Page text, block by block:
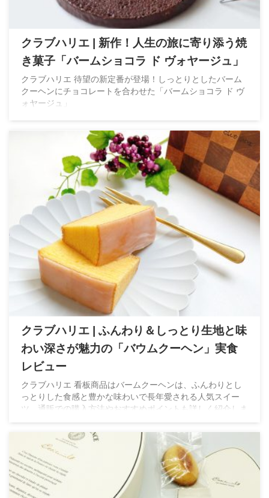
クラブハリエ | 新作！人生の旅に寄り添う焼
き菓子「バームショコラ ド ヴォヤージュ」
クラブハリエ 待望の新定番が登場！しっとりとしたバーム
クーヘンにチョコレートを合わせた「バームショコラ ド ヴ
ォヤージュ」
クラブハリエ | ふんわり＆しっとり生地と味
わい深さが魅力の「バウムクーヘン」実食
レビュー
クラブハリエ 看板商品はバームクーヘンは、ふんわりとし
っとりした食感と豊かな味わいで長年愛される人気スイー
ツ。通販での購入方法やおすすめポイントも詳しく紹介しま